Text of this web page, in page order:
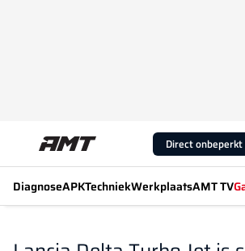
Direct onbeperkt
DiagnoseAPKTechniekWerkplaatsAMT TV